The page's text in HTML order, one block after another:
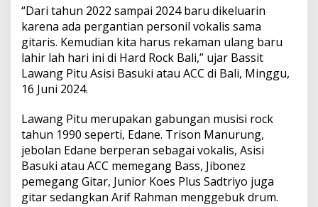
b
m
A
n
u
a
h
H
a
r
m
o
“Dari tahun 2022 sampai 2024 baru dikeluarin
karena ada pergantian personil vokalis sama
gitaris. Kemudian kita harus rekaman ulang baru
lahir lah hari ini di Hard Rock Bali,” ujar Bassit
Lawang Pitu Asisi Basuki atau ACC di Bali, Minggu,
16 Juni 2024.
Lawang Pitu merupakan gabungan musisi rock
tahun 1990 seperti, Edane. Trison Manurung,
jebolan Edane berperan sebagai vokalis, Asisi
Basuki atau ACC memegang Bass, Jibonez
pemegang Gitar, Junior Koes Plus Sadtriyo juga
gitar sedangkan Arif Rahman menggebuk drum.